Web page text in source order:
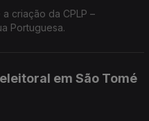
criação da CPLP –
Portuguesa.
em São Tomé